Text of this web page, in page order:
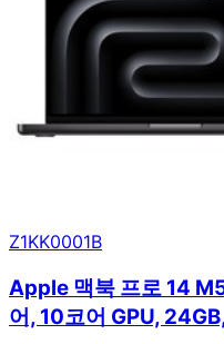
Z1KK0001B
Apple 맥북 프로 14
어, 10코어 GPU,